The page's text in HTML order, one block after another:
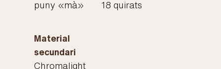
puny «mà»
18 quirats
Material
secundari
Chromalight